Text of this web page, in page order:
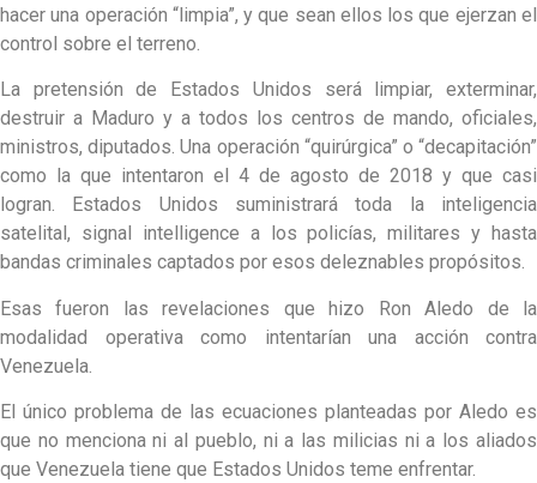
hacer una operación “limpia”, y que sean ellos los que ejerzan el
control sobre el terreno.
La pretensión de Estados Unidos será limpiar, exterminar,
destruir a Maduro y a todos los centros de mando, oficiales,
ministros, diputados. Una operación “quirúrgica” o “decapitación”
como la que intentaron el 4 de agosto de 2018 y que casi
logran. Estados Unidos suministrará toda la inteligencia
satelital, signal intelligence a los policías, militares y hasta
bandas criminales captados por esos deleznables propósitos.
Esas fueron las revelaciones que hizo Ron Aledo de la
modalidad operativa como intentarían una acción contra
Venezuela.
El único problema de las ecuaciones planteadas por Aledo es
que no menciona ni al pueblo, ni a las milicias ni a los aliados
que Venezuela tiene que Estados Unidos teme enfrentar.